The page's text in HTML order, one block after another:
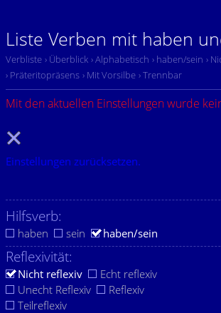
Liste Verben mit haben
Verbliste › Überblick › Alphabetisch › haben/sein ›
› Präteritopräsens › Mit Vorsilbe › Trennbar
Mit den aktuellen Einstellungen wurde
Einstellungen zurücksetzen.
Hilfsverb:
haben sein haben/sein
Reflexivität:
Nicht reflexiv
Echt reflexiv
Unecht Reflexiv
Reflexiv
Teilreflexiv